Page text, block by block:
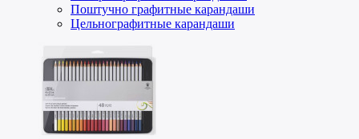
Поштучно графитные карандаши
Цельнографитные карандаши